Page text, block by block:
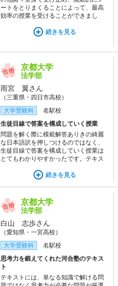
ートをとりまくることによって、最高
効率の授業を受けることができまし
業をしてくれるので、いつでも理解度
続きを見る
京都大学
法学部
雨宮 翼さん
（三重県・四日市高校）
大学受験科
名駅校
生徒目線で答案を構成していく授業
問題を解く際に模範解答ありきの綺麗
な日本語訳を押しつけるのではなく、
生徒目線で答案を構成していく授業は
とてもわかりやすかったです。テキス
ントが網羅されていたので、効率的に
続きを見る
京都大学
法学部
白山 志歩さん
（愛知県・一宮高校）
大学受験科
名駅校
思考力を鍛えてくれた河合塾のテキス
ト
テキストには、単なる知識で解ける問